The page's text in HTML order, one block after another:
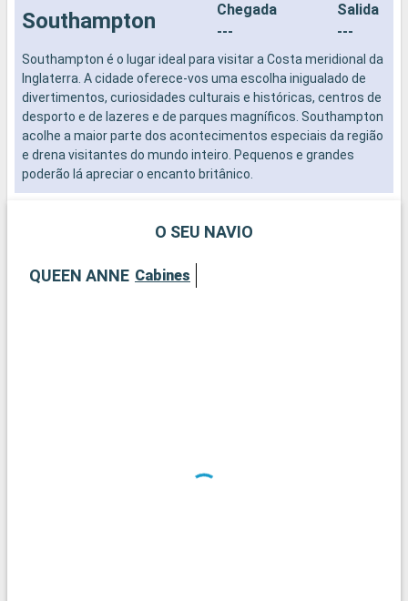
Southampton
Chegada
---
Salida
---
Southampton é o lugar ideal para visitar a Costa meridional da
Inglaterra. A cidade oferece-vos uma escolha inigualado de
divertimentos, curiosidades culturais e históricas, centros de
desporto e de lazeres e de parques magníficos. Southampton
acolhe a maior parte dos acontecimentos especiais da região
e drena visitantes do mundo inteiro. Pequenos e grandes
poderão lá apreciar o encanto britânico.
O SEU NAVIO
QUEEN ANNE Cabines